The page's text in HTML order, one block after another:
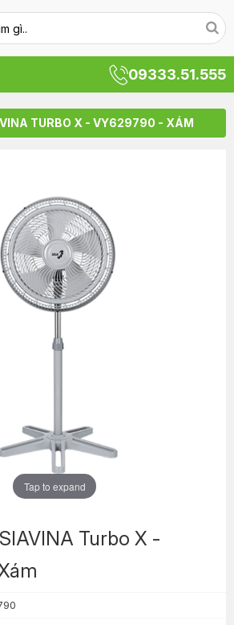
09333.51.555
TURBO X - VY629790 - XÁM
Tap to expand
Turbo X -